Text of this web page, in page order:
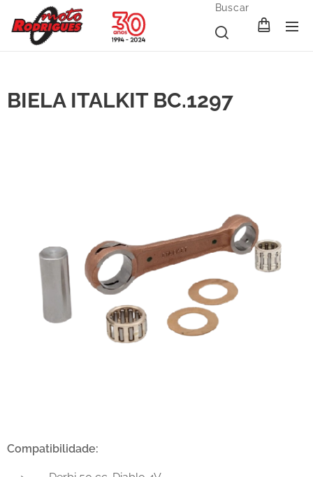
Buscar
BIELA ITALKIT BC.1297
Compatibilidade: